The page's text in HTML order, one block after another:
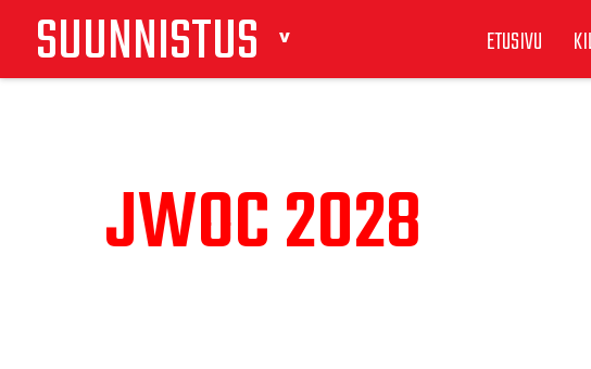
SUUNNISTUS ETUSIVU
JWOC 2028